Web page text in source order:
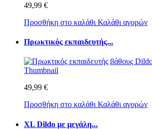
49,99 €
Προσθήκη στο καλάθι Καλάθι αγορών
Πρωκτικός εκπαιδευτής...
49,99 €
Προσθήκη στο καλάθι Καλάθι αγορών
XL Dildo με μεγάλη...